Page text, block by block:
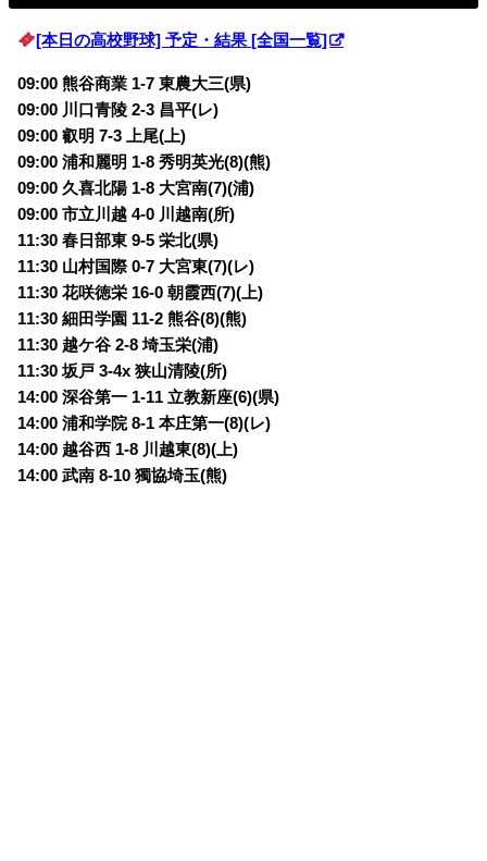
[本日の高校野球] 予定・結果 [全国一覧]
09:00 熊谷商業 1-7 東農大三(県)
09:00 川口青陵 2-3 昌平(レ)
09:00 叡明 7-3 上尾(上)
09:00 浦和麗明 1-8 秀明英光(8)(熊)
09:00 久喜北陽 1-8 大宮南(7)(浦)
09:00 市立川越 4-0 川越南(所)
11:30 春日部東 9-5 栄北(県)
11:30 山村国際 0-7 大宮東(7)(レ)
11:30 花咲徳栄 16-0 朝霞西(7)(上)
11:30 細田学園 11-2 熊谷(8)(熊)
11:30 越ケ谷 2-8 埼玉栄(浦)
11:30 坂戸 3-4x 狭山清陵(所)
14:00 深谷第一 1-11 立教新座(6)(県)
14:00 浦和学院 8-1 本庄第一(8)(レ)
14:00 越谷西 1-8 川越東(8)(上)
14:00 武南 8-10 獨協埼玉(熊)